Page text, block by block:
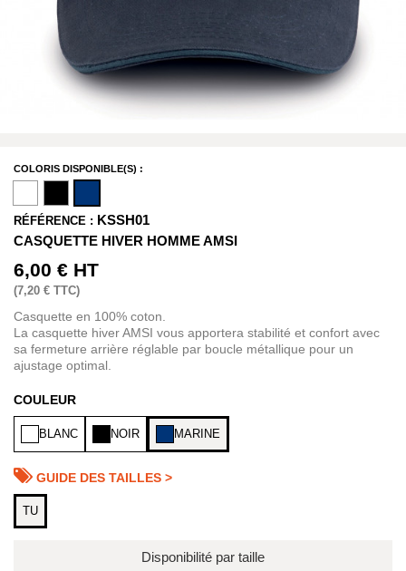
COLORIS DISPONIBLE(S) :
RÉFÉRENCE : KSSH01
CASQUETTE HIVER HOMME AMSI
6,00 € HT
(7,20 € TTC)
Casquette en 100% coton.
La casquette hiver AMSI vous apportera stabilité et confort avec
sa fermeture arrière réglable par boucle métallique pour un
ajustage optimal.
COULEUR
BLANC NOIR MARINE
GUIDE DES TAILLES >
TU
Disponibilité par taille